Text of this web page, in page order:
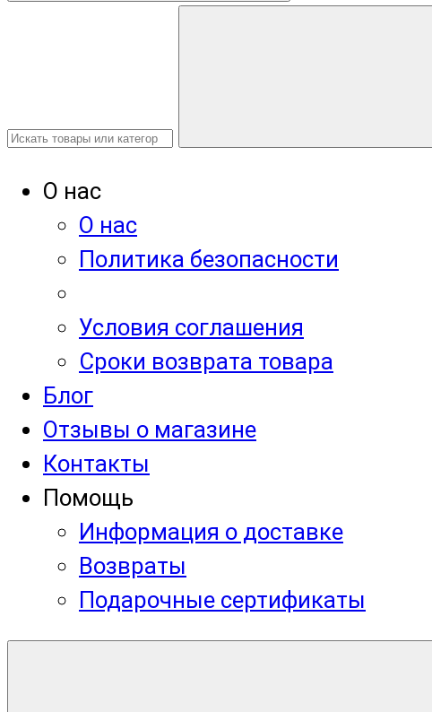
О нас
О нас
Политика безопасности
Условия соглашения
Сроки возврата товара
Блог
Отзывы о магазине
Контакты
Помощь
Информация о доставке
Возвраты
Подарочные сертификаты